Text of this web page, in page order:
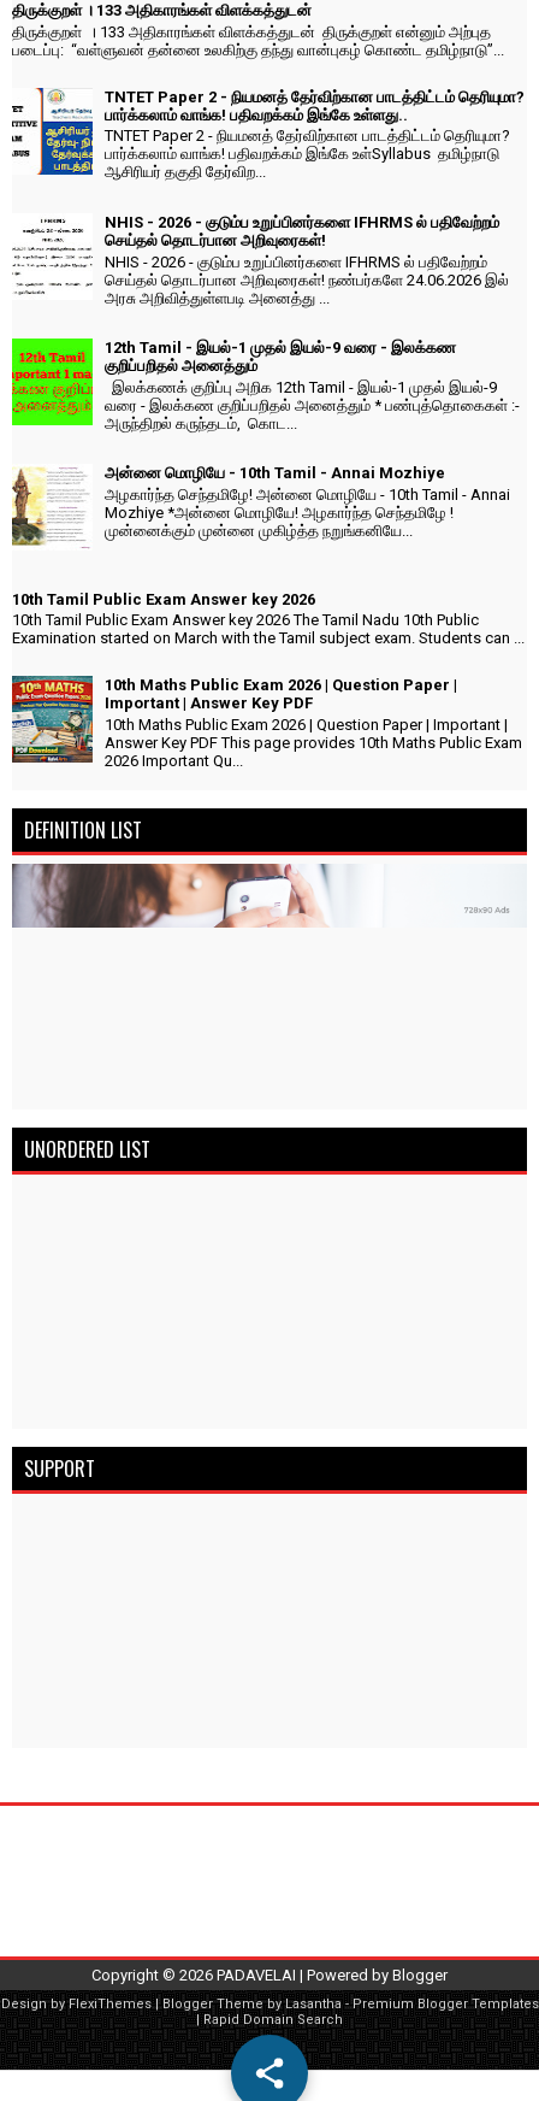
திருக்குறள் । 133 அதிகாரங்கள் விளக்கத்துடன்
திருக்குறள் । 133 அதிகாரங்கள் விளக்கத்துடன் திருக்குறள் என்னும் அற்புத
படைப்பு: “வள்ளுவன் தன்னை உலகிற்கு தந்து வான்புகழ் கொண்ட தமிழ்நாடு”...
TNTET Paper 2 - நியமனத் தேர்விற்கான பாடத்திட்டம் தெரியுமா?
பார்க்கலாம் வாங்க! பதிவறக்கம் இங்கே உள்ளது..
TNTET Paper 2 - நியமனத் தேர்விற்கான பாடத்திட்டம் தெரியுமா?
பார்க்கலாம் வாங்க! பதிவறக்கம் இங்கே உள்Syllabus தமிழ்நாடு
ஆசிரியர் தகுதி தேர்விற...
NHIS - 2026 - குடும்ப உறுப்பினர்களை IFHRMS ல் பதிவேற்றம்
செய்தல் தொடர்பான அறிவுரைகள்!
NHIS - 2026 - குடும்ப உறுப்பினர்களை IFHRMS ல் பதிவேற்றம்
செய்தல் தொடர்பான அறிவுரைகள்! நண்பர்களே 24.06.2026 இல்
அரசு அறிவித்துள்ளபடி அனைத்து ...
12th Tamil - இயல்-1 முதல் இயல்-9 வரை - இலக்கண
குறிப்பறிதல் அனைத்தும்
இலக்கணக் குறிப்பு அறிக 12th Tamil - இயல்-1 முதல் இயல்-9
வரை - இலக்கண குறிப்பறிதல் அனைத்தும் * பண்புத்தொகைகள் :-
அருந்திறல் கருந்தடம், கொட...
அன்னை மொழியே - 10th Tamil - Annai Mozhiye
அழகார்ந்த செந்தமிழே! அன்னை மொழியே - 10th Tamil - Annai
Mozhiye *அன்னை மொழியே! அழகார்ந்த செந்தமிழே !
முன்னைக்கும் முன்னை முகிழ்த்த நறுங்கனியே...
10th Tamil Public Exam Answer key 2026
10th Tamil Public Exam Answer key 2026 The Tamil Nadu 10th Public
Examination started on March with the Tamil subject exam. Students can ...
10th Maths Public Exam 2026 | Question Paper |
Important | Answer Key PDF
10th Maths Public Exam 2026 | Question Paper | Important |
Answer Key PDF This page provides 10th Maths Public Exam
2026 Important Qu...
DEFINITION LIST
UNORDERED LIST
SUPPORT
Copyright © 2026 PADAVELAI | Powered by Blogger
Design byFlexiThemes| Blogger Theme byLasantha -Premium Blogger Templates
| Rapid Domain Search